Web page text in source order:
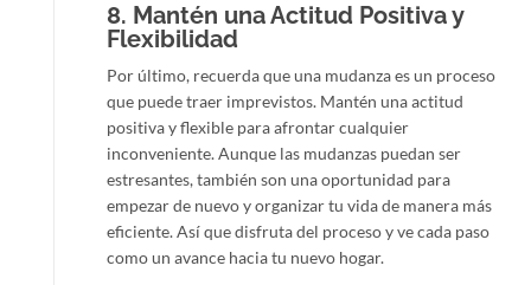
8. Mantén una Actitud Positiva y
Flexibilidad
Por último, recuerda que una mudanza es un proceso
que puede traer imprevistos. Mantén una actitud
positiva y flexible para afrontar cualquier
inconveniente. Aunque las mudanzas puedan ser
estresantes, también son una oportunidad para
empezar de nuevo y organizar tu vida de manera más
eficiente. Así que disfruta del proceso y ve cada paso
como un avance hacia tu nuevo hogar.